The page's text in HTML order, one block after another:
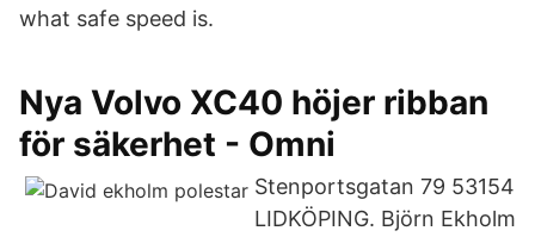
what safe speed is.
Nya Volvo XC40 höjer ribban
för säkerhet - Omni
Stenportsgatan 79 53154
LIDKÖPING. Björn Ekholm